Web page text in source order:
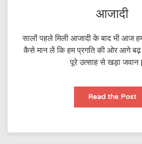
आजादी
सालों पहले मिली आजादी के बाद भी आज
कैसे मान लें कि हम प्रगति की ओर आगे बढ़
पूरे उत्साह से खड़ा
Read the Post